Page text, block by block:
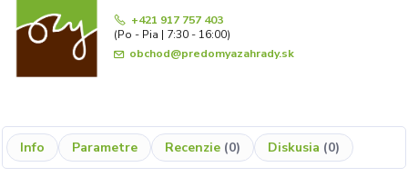
+421 917 757 403
(Po - Pia | 7:30 - 16:00)
obchod@predomyazahrady.sk
Info Parametre Recenzie 0 Diskusia 0